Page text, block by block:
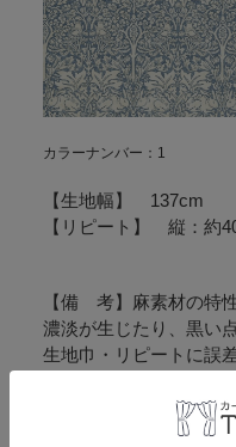
カラーナンバー：1
【生地幅】 137cm
【リピート】 縦：約
【備 考】麻素材の特
濃淡が生じたり、黒い
生地巾・リピートに誤
生地サンプルをお取り